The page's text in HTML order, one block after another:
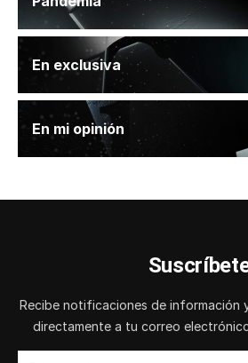
En exclusiva
En mi opinión
Recibe notificaciones de información
directamente a tu correo